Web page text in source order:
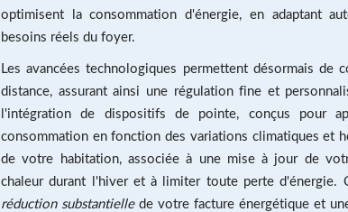
optimisent la consommation d'énergie, en adaptant
besoins réels du foyer.
Les avancées technologiques permettent désormais de
distance, assurant ainsi une régulation fine et
l'intégration de dispositifs de pointe, conçus pour
consommation en fonction des variations climatiques et
de votre habitation, associée à une mise à jour de
chaleur durant l'hiver et à limiter toute perte d'énergie.
réduction substantiellede votre facture énergétique et